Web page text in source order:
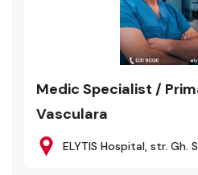
Medic Specialist /
Vasculara
ELYTIS Hospital, str. Gh.